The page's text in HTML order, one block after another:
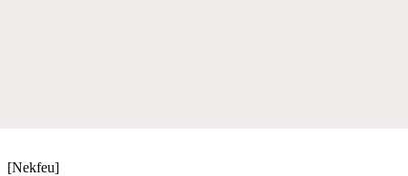
[Nekfeu]